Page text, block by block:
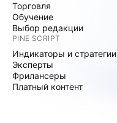
Торговля
Обучение
Выбор редакции
PINE SCRIPT
Индикаторы и стратегии
Эксперты
Фрилансеры
Платный контент